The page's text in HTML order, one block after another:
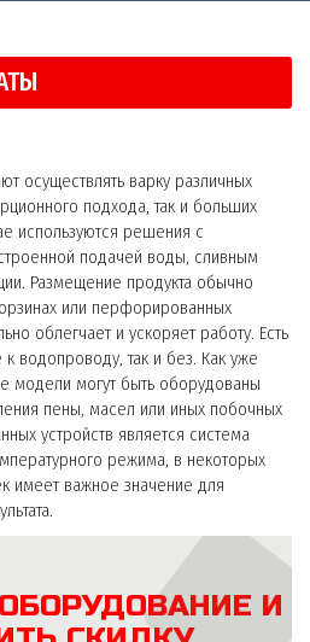
осуществлять варку различных
подхода, так и больших
используются решения с
подачей воды, сливным
Размещение продукта обычно
или перфорированных
облегчает и ускоряет работу. Есть
водопроводу, так и без. Как уже
модели могут быть оборудованы
пены, масел или иных побочных
устройств является система
режима, в некоторых
имеет важное значение для
И